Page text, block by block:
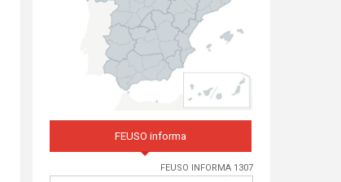
FEUSO informa
FEUSO INFORMA 1307